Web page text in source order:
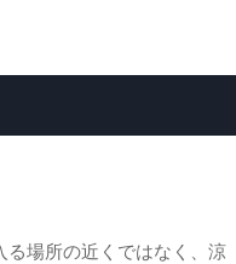
場所の近くではなく、涼